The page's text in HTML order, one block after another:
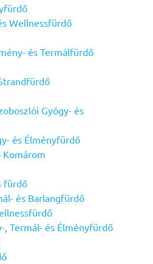
Wellnessfürdő
és Termálfürdő
Gyógy- és
és Élményfürdő
fürdő
és Barlangfürdő
, Termál- és Élményfürdő